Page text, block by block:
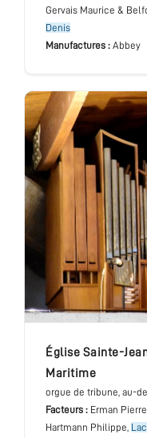
Gervais Maurice &
Denis
Manufactures : Abbey
église Sainte-
Maritime
orgue de tribune, au-
Facteurs : Erman
Hartmann Philippe,